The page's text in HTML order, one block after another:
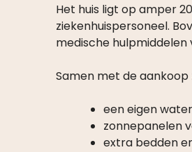
Het huis ligt op amper
ziekenhuispersoneel.
medische hulpmiddelen
Samen met de aankoop
een eigen
zonnepanelen
extra bedden